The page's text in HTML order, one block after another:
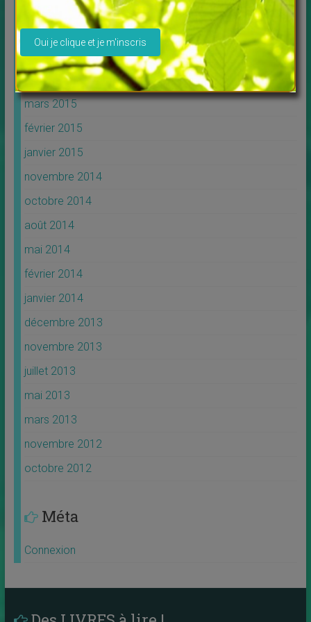
août 2015
juin 2015
mai 2015
avril 2015
mars 2015
février 2015
janvier 2015
novembre 2014
octobre 2014
août 2014
mai 2014
février 2014
janvier 2014
décembre 2013
novembre 2013
juillet 2013
mai 2013
mars 2013
novembre 2012
octobre 2012
Méta
Connexion
Veuillez laisser ce champ vide.